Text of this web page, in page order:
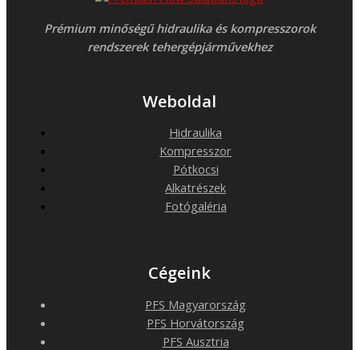
Prémium minőségű hidraulika és kompresszorok
rendszerek tehergépjárművekhez
Weboldal
Hidraulika
Kompresszor
Pótkocsi
Alkatrészek
Fotógaléria
Cégeink
PFS Magyarország
PFS Horvátország
PFS Ausztria